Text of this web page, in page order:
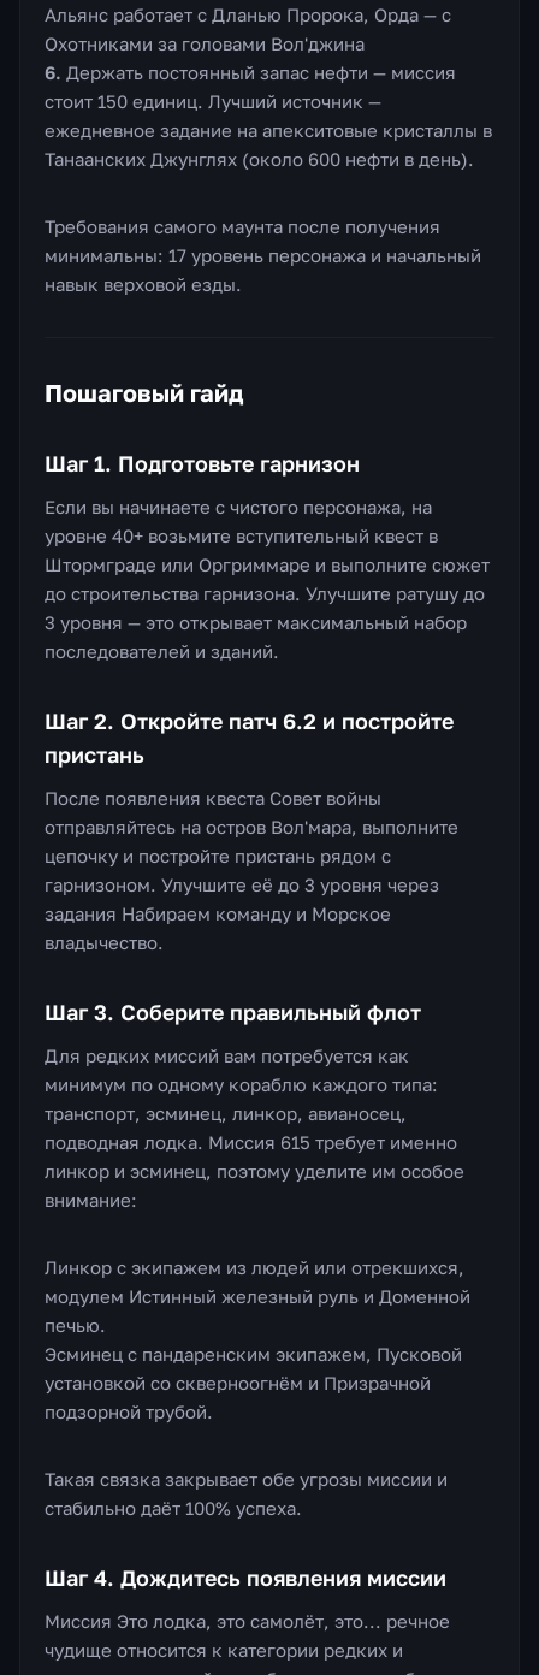
Альянс работает с Дланью Пророка, Орда — с
Охотниками за головами Вол'джина
Держать постоянный запас нефти — миссия
стоит 150 единиц. Лучший источник —
ежедневное задание на апекситовые кристаллы в
Танаанских Джунглях (около 600 нефти в день).
Требования самого маунта после получения
минимальны: 17 уровень персонажа и начальный
навык верховой езды.
Пошаговый гайд
Шаг 1. Подготовьте гарнизон
Если вы начинаете с чистого персонажа, на
уровне 40+ возьмите вступительный квест в
Штормграде или Оргриммаре и выполните сюжет
до строительства гарнизона. Улучшите ратушу до
3 уровня — это открывает максимальный набор
последователей и зданий.
Шаг 2. Откройте патч 6.2 и постройте
пристань
После появления квеста Совет войны
отправляйтесь на остров Вол'мара, выполните
цепочку и постройте пристань рядом с
гарнизоном. Улучшите её до 3 уровня через
задания Набираем команду и Морское
владычество.
Шаг 3. Соберите правильный флот
Для редких миссий вам потребуется как
минимум по одному кораблю каждого типа:
транспорт, эсминец, линкор, авианосец,
подводная лодка. Миссия 615 требует именно
линкор и эсминец, поэтому уделите им особое
внимание:
Линкор с экипажем из людей или отрекшихся,
модулем Истинный железный руль и Доменной
печью.
Эсминец с пандаренским экипажем, Пусковой
установкой со скверноогнём и Призрачной
подзорной трубой.
Такая связка закрывает обе угрозы миссии и
стабильно даёт 100% успеха.
Шаг 4. Дождитесь появления миссии
Миссия Это лодка, это самолёт, это... речное
чудище относится к категории редких и